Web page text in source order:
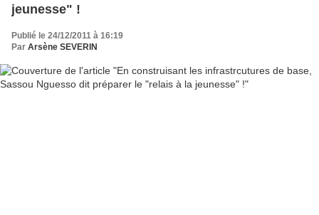
jeunesse" !
Publié le 24/12/2011 à 16:19
Par Arsène SEVERIN